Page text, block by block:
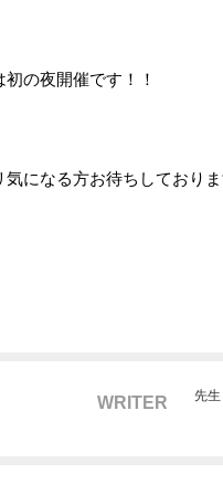
初の夜開催です！！
気になる方お待ちしており
WRITER 先生